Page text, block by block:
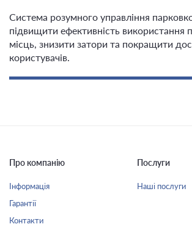
Система розумного управління
підвищити ефективність використання
місць, знизити затори та покращити
користувачів.
Про компанію
Інформація
Гарантії
Контакти
Послуги
Наші послуги